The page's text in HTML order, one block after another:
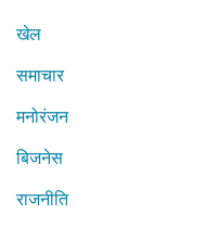
खेल
समाचार
मनोरंजन
बिजनेस
राजनीति